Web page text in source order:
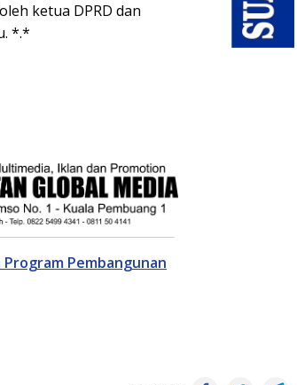
ketua DPRD dan
*.*
Pembangunan